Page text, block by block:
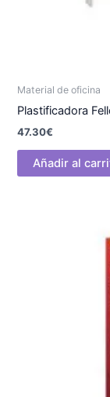
Material de oficina
Plastificadora
47.30€
Añadir al